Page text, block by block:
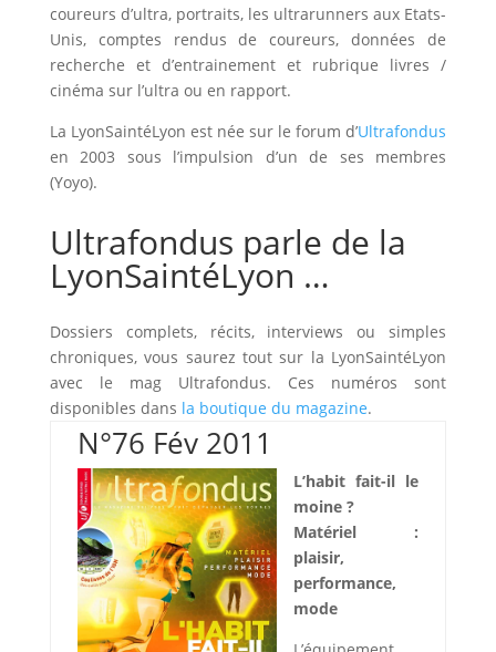
coureurs d’ultra, portraits, les ultrarunners aux Etats-
Unis, comptes rendus de coureurs, données de
recherche et d’entrainement et rubrique livres /
cinéma sur l’ultra ou en rapport.
La LyonSaintéLyon est née sur le forum d’Ultrafondus
en 2003 sous l’impulsion d’un de ses membres
(Yoyo).
Ultrafondus parle de la
LyonSaintéLyon …
Dossiers complets, récits, interviews ou simples
chroniques, vous saurez tout sur la LyonSaintéLyon
avec le mag Ultrafondus. Ces numéros sont
disponibles dans la boutique du magazine.
N°76 Fév 2011
L’habit fait-il le
moine ?
Matériel :
plaisir,
performance,
mode